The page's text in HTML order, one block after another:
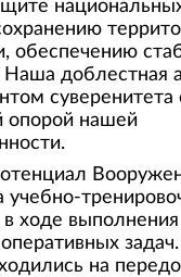
обеспечению
Наша доблестная
суверенитета
опорой нашей
учебно-
в ходе выполнения
на